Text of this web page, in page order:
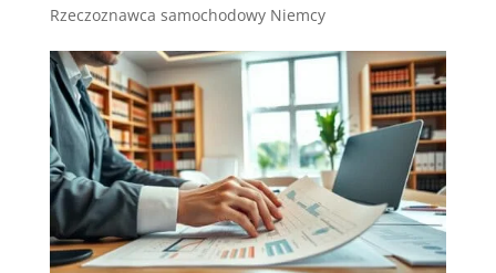
Rzeczoznawca samochodowy Niemcy